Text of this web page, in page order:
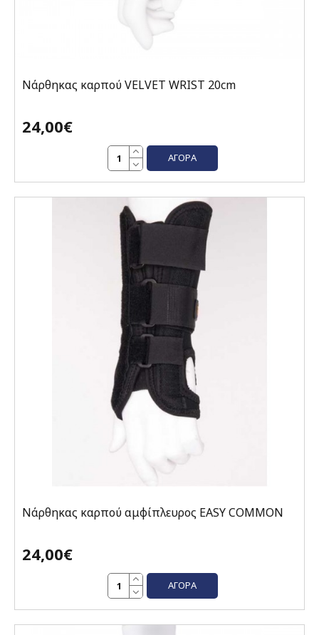
Nάρθηκας καρπού VELVET WRIST 20cm
24,00€
ΑΓΟΡΆ
Νάρθηκας καρπού αμφίπλευρος EASY COMMON
24,00€
ΑΓΟΡΆ